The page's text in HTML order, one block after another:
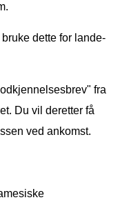
dette for lande-
fra
Du vil deretter få
ved ankomst.